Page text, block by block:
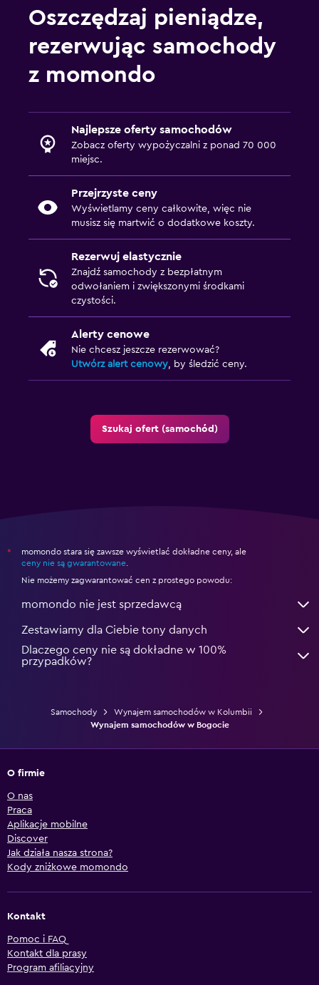
Oszczędzaj pieniądze,
rezerwując samochody
z momondo
Najlepsze oferty samochodów
Zobacz oferty wypożyczalni z ponad 70 000
miejsc.
Przejrzyste ceny
Wyświetlamy ceny całkowite, więc nie
musisz się martwić o dodatkowe koszty.
Rezerwuj elastycznie
Znajdź samochody z bezpłatnym
odwołaniem i zwiększonymi środkami
czystości.
Alerty cenowe
Nie chcesz jeszcze rezerwować?
Utwórz alert cenowy, by śledzić ceny.
Szukaj ofert (samochód)
*
momondo stara się zawsze wyświetlać dokładne ceny, ale
ceny nie są gwarantowane
Nie możemy zagwarantować cen z prostego powodu:
momondo nie jest sprzedawcą
Zestawiamy dla Ciebie tony danych
Dlaczego ceny nie są dokładne w 100%
przypadków?
Samochody
Wynajem samochodów w Kolumbii
Wynajem samochodów w Bogocie
O firmie
O nas
Praca
Aplikacje mobilne
Discover
Jak działa nasza strona?
Kody zniżkowe momondo
Kontakt
Pomoc i FAQ
Kontakt dla prasy
Program afiliacyjny